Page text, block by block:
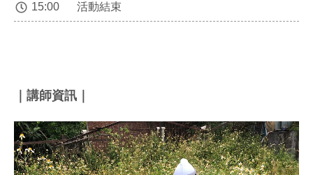
15:00 活動結束
｜講師資訊｜